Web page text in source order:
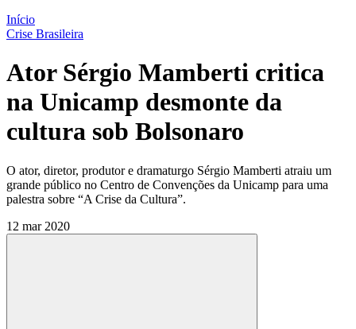
Início
Crise Brasileira
Ator Sérgio Mamberti critica
na Unicamp desmonte da
cultura sob Bolsonaro
O ator, diretor, produtor e dramaturgo Sérgio Mamberti atraiu um
grande público no Centro de Convenções da Unicamp para uma
palestra sobre “A Crise da Cultura”.
12 mar 2020